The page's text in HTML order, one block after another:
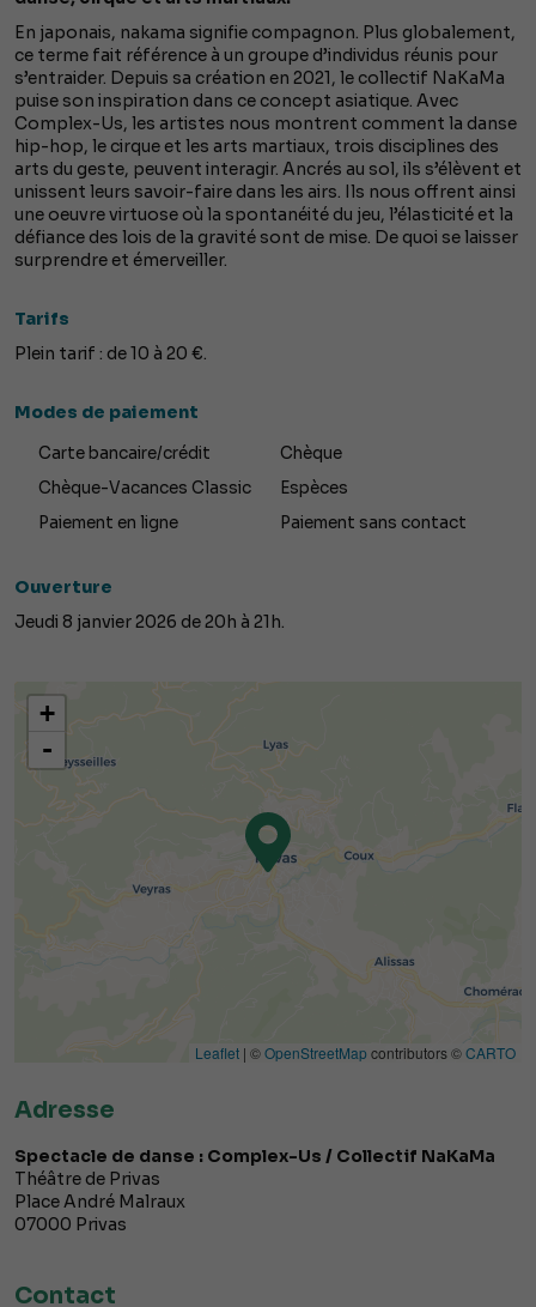
En japonais, nakama signifie compagnon. Plus globalement,
ce terme fait référence à un groupe d’individus réunis pour
s’entraider. Depuis sa création en 2021, le collectif NaKaMa
puise son inspiration dans ce concept asiatique. Avec
Complex-Us, les artistes nous montrent comment la danse
hip-hop, le cirque et les arts martiaux, trois disciplines des
arts du geste, peuvent interagir. Ancrés au sol, ils s’élèvent et
unissent leurs savoir-faire dans les airs. Ils nous offrent ainsi
une oeuvre virtuose où la spontanéité du jeu, l’élasticité et la
défiance des lois de la gravité sont de mise. De quoi se laisser
surprendre et émerveiller.
Tarifs
Plein tarif : de 10 à 20 €.
Modes de paiement
Carte bancaire/crédit
Chèque
Chèque-Vacances Classic
Espèces
Paiement en ligne
Paiement sans contact
Ouverture
Jeudi 8 janvier 2026 de 20h à 21h.
+
-
Leaflet | ©OpenStreetMapcontributors ©CARTO
Adresse
Spectacle de danse : Complex-Us / Collectif NaKaMa
Théâtre de Privas
Place André Malraux
07000 Privas
Contact